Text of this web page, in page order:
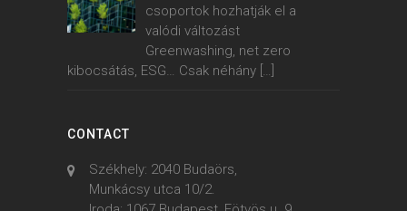
csoportok hozhatják el a
valódi változást
Greenwashing, net zero
kibocsátás, ESG… Csak néhány […]
CONTACT
Székhely: 2040 Budaörs,
Munkácsy utca 10/2.